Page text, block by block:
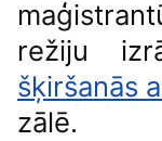
režiju
šķiršanās
zālē.